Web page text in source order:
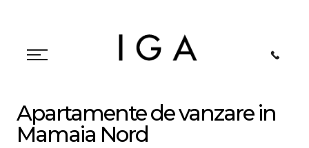
Apartamente de vanzare in
Mamaia Nord